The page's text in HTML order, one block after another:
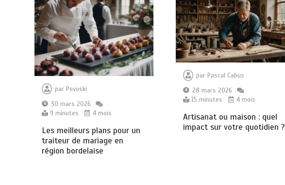
par Povoski
30 mars 2026
9 minutes
4 mois
Les meilleurs plans pour un
traiteur de mariage en
région bordelaise
par Pascal Cabus
28 mars 2026
15 minutes
4 mois
Artisanat ou maison : quel
impact sur votre quotidien ?